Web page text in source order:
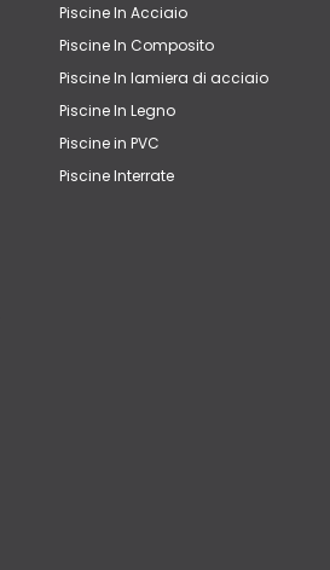
Piscine In Acciaio
Piscine In Composito
Piscine In lamiera di acciaio
Piscine In Legno
Piscine in PVC
Piscine Interrate